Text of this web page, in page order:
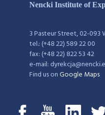
Nencki Institute of
3 Pasteur Street, 02-093
tel.: (+48 22) 589 22 00
fax: (+48 22) 822 53 42
e-mail:
Find us onGoogle Maps